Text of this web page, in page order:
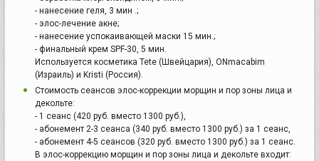
- нанесение геля, 3 мин .;
- элос-лечение акне;
- нанесение успокаивающей маски 15 мин.;
- финальный крем SPF-30, 5 мин.
Используется косметика Tete (Швейцария), ONmacabim
(Израиль) и Kristi (Россия).
Стоимость сеансов элос-коррекции морщин и пор зоны лица и
декольте:
- 1 сеанс (420 руб. вместо 1300 руб.),
- абонемент 2-3 сеанса (340 руб. вместо 1300 руб.) за 1 сеанс,
- абонемент 4-5 сеансов (320 руб. вместо 1300 руб.) за 1 сеанс.
В элос-коррекцию морщин и пор зоны лица и декольте входит: